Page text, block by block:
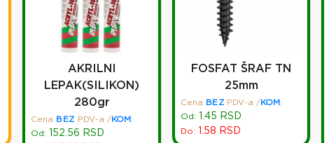
AKRILNI
LEPAK(SILIKON)
280gr
Cena BEZ PDV-a / KOM :
Od:
152.56 RSD
FOSFAT ŠRAF TN
25mm
Cena BEZ PDV-a / KOM :
Od:
1.45 RSD
Do: 1.58 RSD